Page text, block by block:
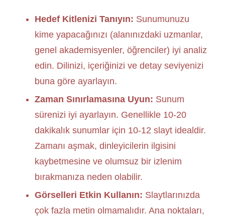
Hedef Kitlenizi Tanıyın: Sunumunuzu
kime yapacağınızı (alanınızdaki uzmanlar,
genel akademisyenler, öğrenciler) iyi analiz
edin. Dilinizi, içeriğinizi ve detay seviyenizi
buna göre ayarlayın.
Zaman Sınırlamasına Uyun: Sunum
sürenizi iyi ayarlayın. Genellikle 10-20
dakikalık sunumlar için 10-12 slayt idealdir.
Zamanı aşmak, dinleyicilerin ilgisini
kaybetmesine ve olumsuz bir izlenim
bırakmanıza neden olabilir.
Görselleri Etkin Kullanın: Slaytlarınızda
çok fazla metin olmamalıdır. Ana noktaları,